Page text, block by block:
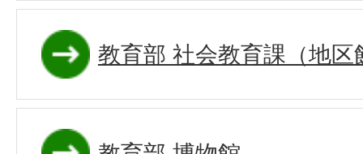
教育部 社会教育課（地区